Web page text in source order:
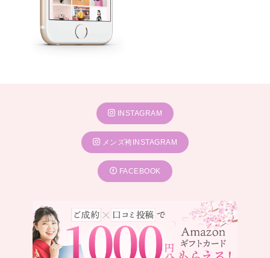
INSTAGRAM
メンズ袴INSTAGRAM
FACEBOOK